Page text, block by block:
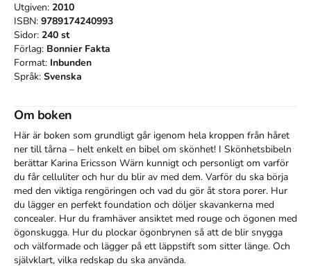
Utgiven: 2010
ISBN: 9789174240993
Sidor: 240 st
Förlag: Bonnier Fakta
Format: Inbunden
Språk: Svenska
Om boken
Här är boken som grundligt går igenom hela kroppen från håret
ner till tårna – helt enkelt en bibel om skönhet! I Skönhetsbibeln
berättar Karina Ericsson Wärn kunnigt och personligt om varför
du får celluliter och hur du blir av med dem. Varför du ska börja
med den viktiga rengöringen och vad du gör åt stora porer. Hur
du lägger en perfekt foundation och döljer skavankerna med
concealer. Hur du framhäver ansiktet med rouge och ögonen med
ögonskugga. Hur du plockar ögonbrynen så att de blir snygga
och välformade och lägger på ett läppstift som sitter länge. Och
självklart, vilka redskap du ska använda.